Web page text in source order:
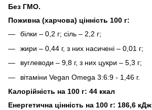
Без ГМО.
Поживна (харчова) цінність 100 г:
білки – 0,2 г; сіль – 2,2 г;
жири – 0,44 г, з них насичені – 0,01 г;
вуглеводи – 9,8 г, з них цукри – 5,3 г;
вітаміни Vegan Omega 3:6:9 - 1,46 г.
Калорійність на 100 г: 44 ккал
Енергетична цінність на 100 г: 186,6 кДж